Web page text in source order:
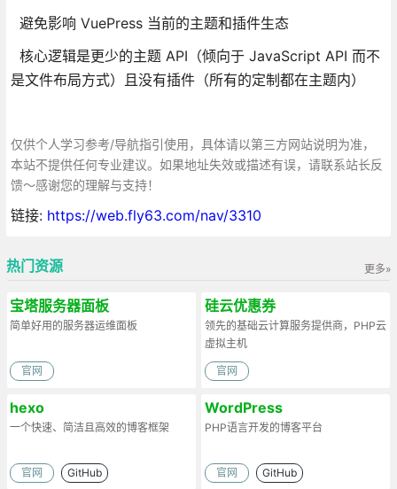
避免影响 VuePress 当前的主题和插件生态
核心逻辑是更少的主题 API（倾向于 JavaScript API 而不
是文件布局方式）且没有插件（所有的定制都在主题内）
仅供个人学习参考/导航指引使用，具体请以第三方网站说明为准，
本站不提供任何专业建议。如果地址失效或描述有误，请联系站长反
馈～感谢您的理解与支持！
链接: https://web.fly63.com/nav/3310
更多»
热门资源
宝塔服务器面板
简单好用的服务器运维面板
官网
硅云优惠券
领先的基础云计算服务提供商，PHP云
虚拟主机
官网
hexo
一个快速、简洁且高效的博客框架
官网 GitHub
WordPress
PHP语言开发的博客平台
官网 GitHub